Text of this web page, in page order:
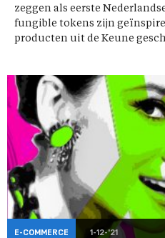
zeggen als eerste
fungible tokens zijn
producten uit de Keune
E-COMMERCE 1-12-'21